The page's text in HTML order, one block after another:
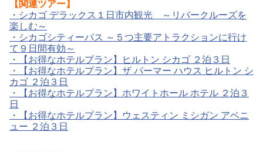
【関連ツアー】
・シカゴ デラックス１日市内観光 ～リバークルーズを
楽しむ～
・シカゴシティーパス ～５つ主要アトラクションに行け
て９日間有効～
・【お得なホテルプラン】ヒルトン シカゴ ２泊３日
・【お得なホテルプラン】ザ パーマー ハウス ヒルトン シ
カゴ ２泊３日
・【お得なホテルプラン】ホワイトホール ホテル ２泊３
日
・【お得なホテルプラン】ウェスティン ミシガン アベニ
ュー ２泊３日